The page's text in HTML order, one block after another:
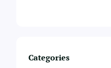
Categories